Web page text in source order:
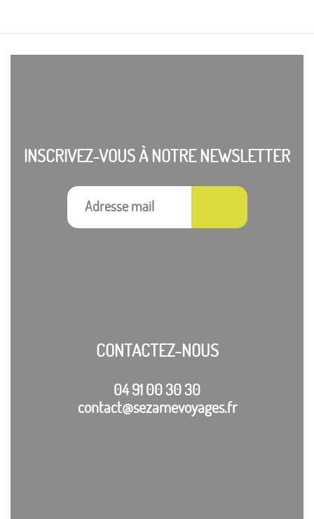
INSCRIVEZ-VOUS À NOTRE NEWSLETTER
CONTACTEZ-NOUS
04 91 00 30 30
contact@sezamevoyages.fr